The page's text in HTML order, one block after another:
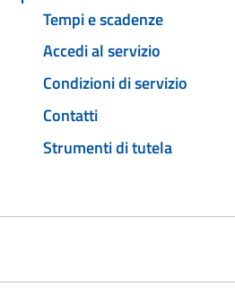
Tempi e scadenze
Accedi al servizio
Condizioni di servizio
Contatti
Strumenti di tutela